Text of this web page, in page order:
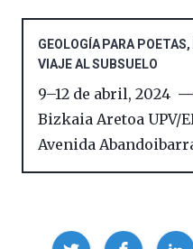
GEOLOGÍA PARA
VIAJE AL SUBSUELO
9–12 de abril, 2024
Bizkaia Aretoa UPV/
Avenida
Compartir